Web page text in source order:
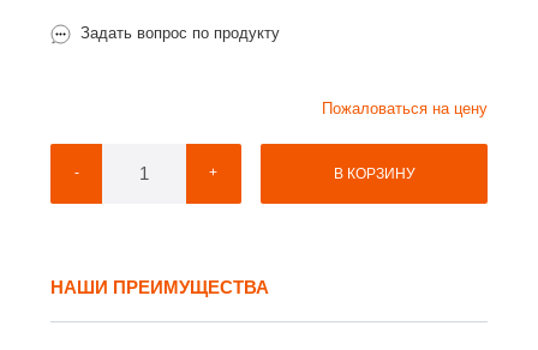
Задать вопрос по продукту
Пожаловаться на цену
- + В КОРЗИНУ
НАШИ ПРЕИМУЩЕСТВА